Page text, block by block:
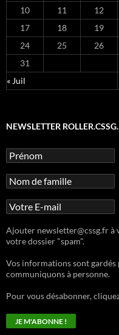
10
11 12
17
18 19
24
25 26
31
« Juil
NEWSLETTER
Ajouter newsletter@cssg.fr à
votre dossier "spam".
Vos informations sont gardés
communiquons à personne.
Pour vous désabonner,